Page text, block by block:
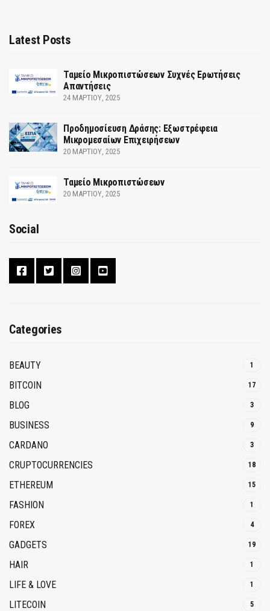
Latest Posts
Ταμείο Μικροπιστώσεων Συχνές Ερωτήσεις
Απαντήσεις
24 ΜΑΡΤΊΟΥ, 2025
Προδημοσίευση Δράσης: Εξωστρέφεια
Μικρομεσαίων Επιχειρήσεων
20 ΜΑΡΤΊΟΥ, 2025
Ταμείο Μικροπιστώσεων
20 ΜΑΡΤΊΟΥ, 2025
Social
Categories
BEAUTY 1
BITCOIN 17
BLOG 3
BUSINESS 9
CARDANO 3
CRUPTOCURRENCIES 18
ETHEREUM 15
FASHION 1
FOREX 4
GADGETS 19
HAIR 1
LIFE & LOVE 1
LITECOIN 5